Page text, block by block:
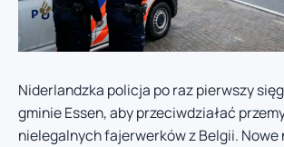
Niderlandzka policja po raz pierwszy
gminie Essen, aby przeciwdziałać
nielegalnych fajerwerków z Belgii. Nowe